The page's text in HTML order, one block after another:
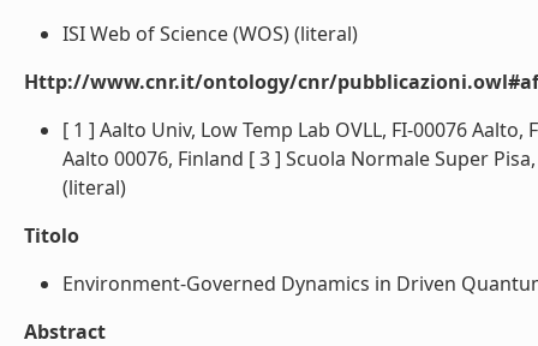
ISI Web of Science (WOS) (literal)
Http://www.cnr.it/ontology/cnr/
[ 1 ] Aalto Univ, Low Temp Lab OVLL, FI-00076
Aalto 00076, Finland [ 3 ] Scuola Normale Super
(literal)
Titolo
Environment-Governed Dynamics in Driven
Abstract